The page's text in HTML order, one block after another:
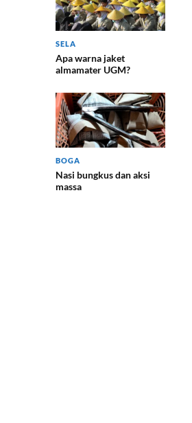
SELA
Apa warna jaket
almamater UGM?
BOGA
Nasi bungkus dan aksi
massa